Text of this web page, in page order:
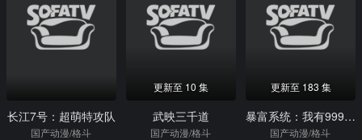
长江7号：超萌特攻队
国产动漫/格斗
更新至 10 集
武映三千道
国产动漫/格斗
更新至 183 集
暴富系统：我有999个新马甲动态漫画
国产动漫/格斗